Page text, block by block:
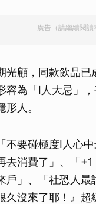
廣告（請繼續閱讀
光顧，同款飲品
容為「I人大忌」
人。
不要碰極度I人心
去消費了」、「
戶」、「社恐人
沒來了耶！』超